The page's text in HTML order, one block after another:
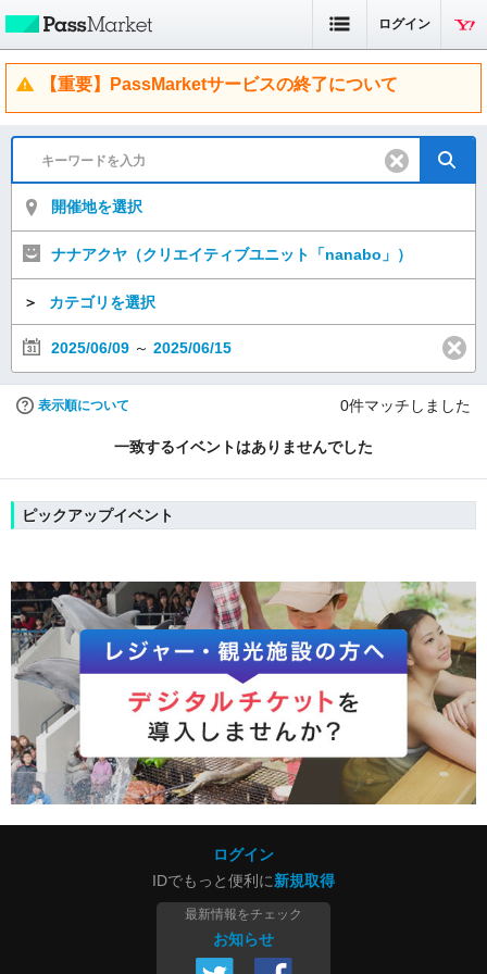
ログイン
【重要】PassMarketサービスの終了について
開催地を選択
ナナアクヤ（クリエイティブユニット「nanabo」）
＞ カテゴリを選択
2025/06/09 ～ 2025/06/15
表示順について 0件マッチしました
一致するイベントはありませんでした
ピックアップイベント
ログイン
IDでもっと便利に新規取得
最新情報をチェック
お知らせ